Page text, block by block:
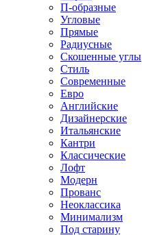
П-образные
Угловые
Прямые
Радиусные
Скошенные углы
Стиль
Современные
Евро
Английские
Дизайнерские
Итальянские
Кантри
Классические
Лофт
Модерн
Прованс
Неоклассика
Минимализм
Под старину